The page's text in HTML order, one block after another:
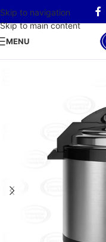
Skip to navigation
Skip to main content
MENU